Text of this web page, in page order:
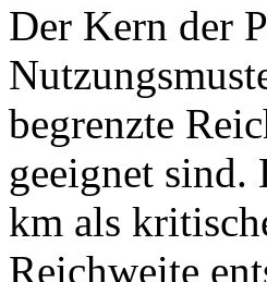
Der Kern der
begrenzte
geeignet
km als
Reichweite